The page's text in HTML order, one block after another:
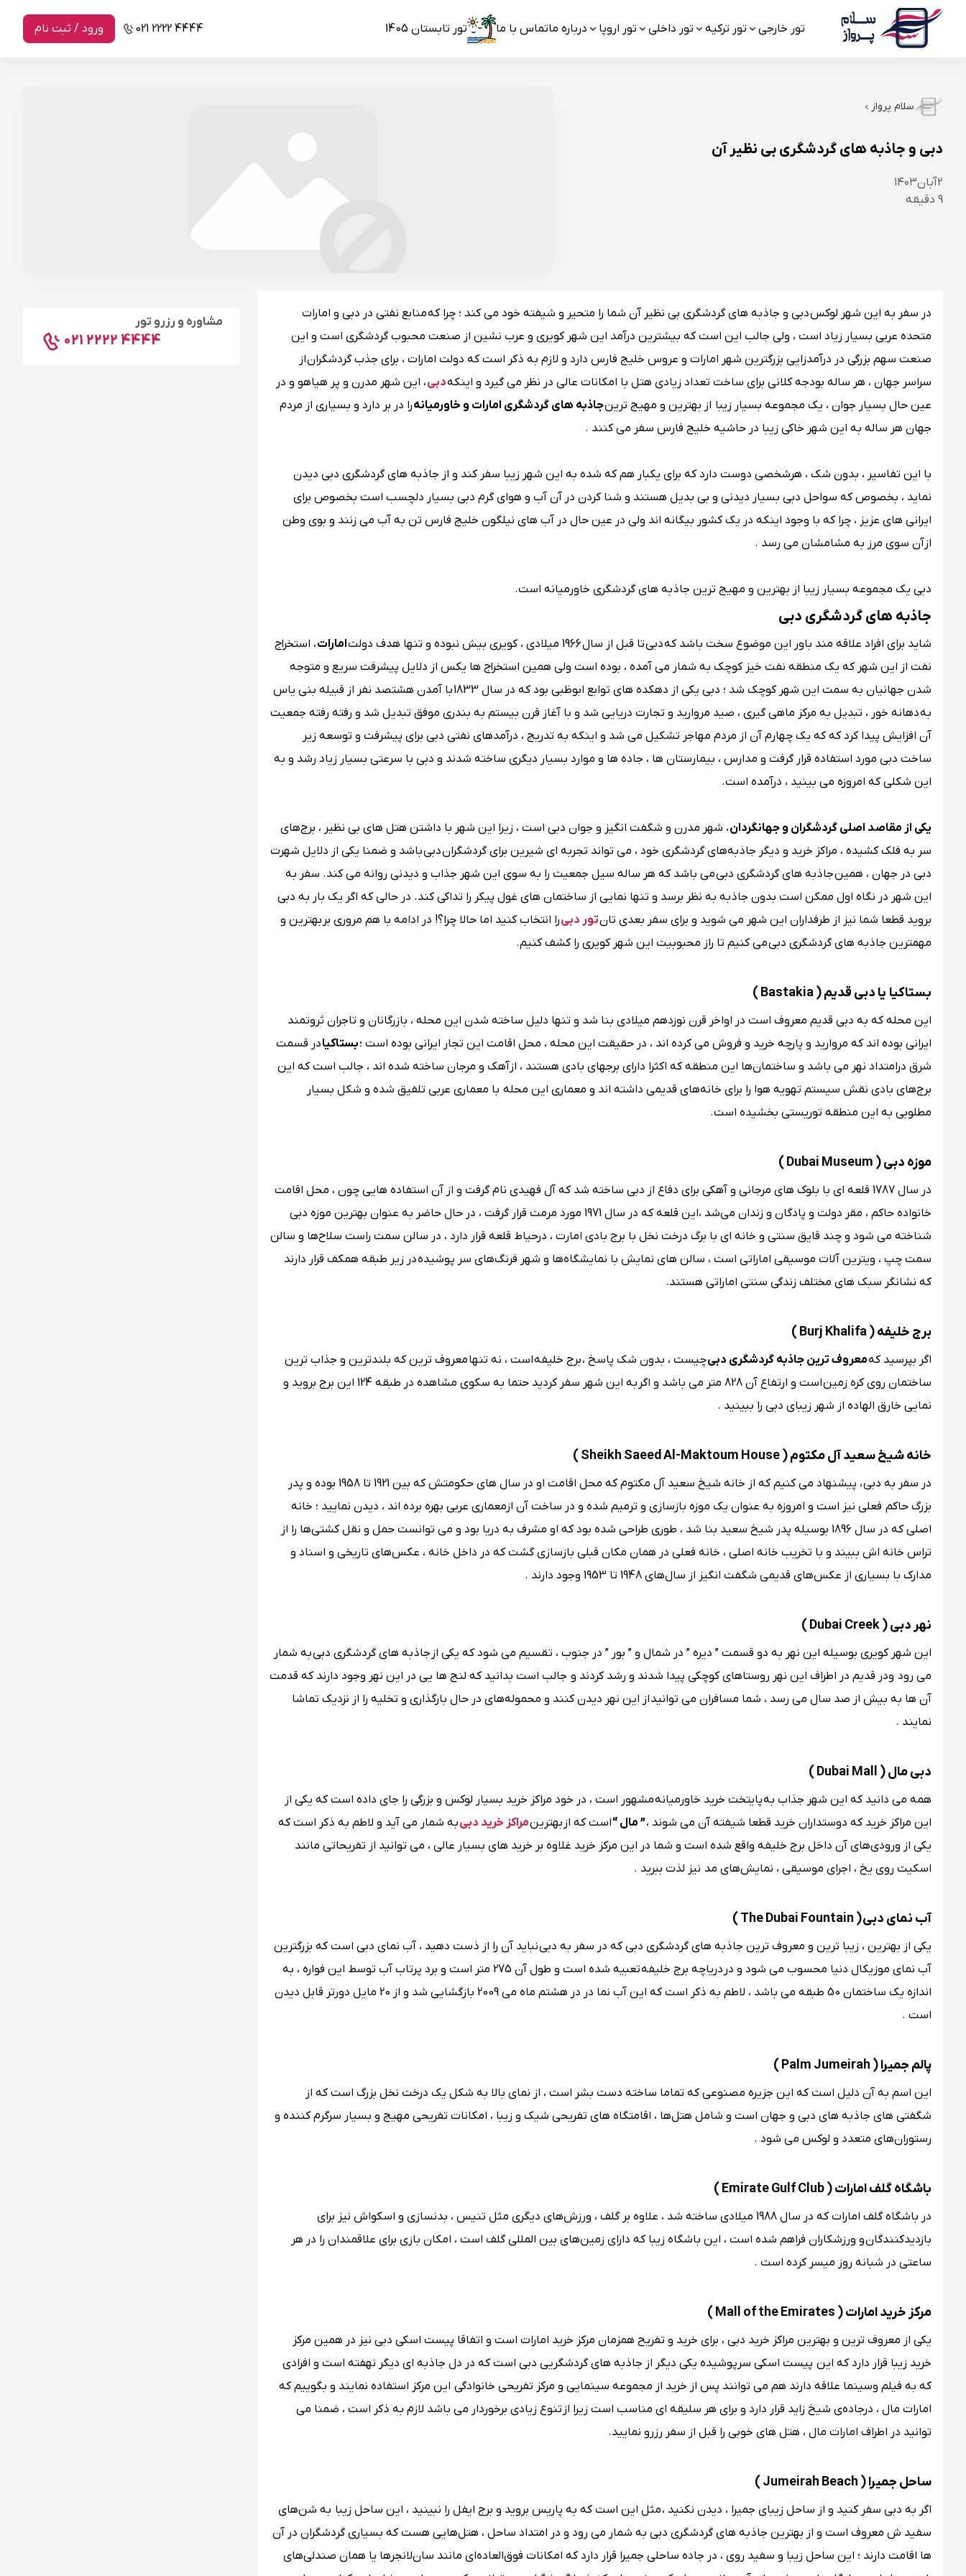
تور خارجی تور ترکیه تور داخلی تور اروپا درباره ماتماس با ما تور تابستان 1405 021 2222 4444 ورود / ثبت نام
سلام پرواز
دبی و جاذبه های گردشگری بی نظیر آن
۲آبان۱۴۰۳
9 دقیقه
در سفر به این شهر لوکس دبی و جاذبه های گردشگری بی نظیر آن شما را متحیر و شیفته خود می کند ؛ چرا که منابع نفتی در دبی و امارات
متحده عربی بسیار زیاد است ، ولی جالب این است که بیشترین درآمد این شهر کویری و عرب نشین از صنعت محبوب گردشگری است و این
صنعت سهم بزرگی در درآمدزایی بزرگترین شهر امارات و عروس خلیج فارس دارد و لازم به ذکر است که دولت امارات ، برای جذب گردشگران از
سراسر جهان ، هر ساله بودجه کلانی برای ساخت تعداد زیادی هتل با امکانات عالی در نظر می گیرد و اینکهدبی، این شهر مدرن و پر هیاهو و در
عین حال بسیار جوان ، یک مجموعه بسیار زیبا از بهترین و مهیج ترینجاذبه های گردشگری امارات و خاورمیانهرا در بر دارد و بسیاری از مردم
جهان هر ساله به این شهر خاکی زیبا در حاشیه خلیج فارس سفر می کنند .
با این تفاسیر ، بدون شک ، هرشخصی دوست دارد که برای یکبار هم که شده به این شهر زیبا سفر کند و از جاذبه های گردشگری دبی دیدن
نماید ، بخصوص که سواحل دبی بسیار دیدنی و بی بدیل هستند و شنا کردن در آن آب و هوای گرم دبی بسیار دلچسب است بخصوص برای
ایرانی های عزیز ، چرا که با وجود اینکه در یک کشور بیگانه اند ولی در عین حال در آب های نیلگون خلیج فارس تن به آب می زنند و بوی وطن
ازآن سوی مرز به مشامشان می رسد .
دبی یک مجموعه بسیار زیبا از بهترین و مهیج ترین جاذبه های گردشگری خاورمیانه است.
جاذبه های گردشگری دبی
شاید برای افراد علاقه مند باور این موضوع سخت باشد که دبی تا قبل از سال 1966 میلادی ، کویری بیش نبوده و تنها هدف دولت امارات، استخراج
نفت از این شهر که یک منطقه نفت خیز کوچک به شمار می آمده ، بوده است ولی همین استخراج ها یکس از دلایل پیشرفت سریع و متوجه
شدن جهانیان به سمت این شهر کوچک شد ؛ دبی یکی از دهکده های توابع ابوظبی بود که در سال 1833 با آمدن هشتصد نفر از قبیله بنی یاس
به دهانه خور ، تبدیل به مرکز ماهی گیری ، صید مروارید و تجارت دریایی شد و با آغاز قرن بیستم به بندری موفق تبدیل شد و رفته رفته جمعیت
آن افزایش پیدا کرد که که یک چهارم آن از مردم مهاجر تشکیل می شد و اینکه به تدریج ، درآمدهای نفتی دبی برای پیشرفت و توسعه زیر
ساخت دبی مورد استفاده قرار گرفت و مدارس ، بیمارستان ها ، جاده ها و موارد بسیار دیگری ساخته شدند و دبی با سرعتی بسیار زیاد رشد و به
این شکلی که امروزه می بینید ، درآمده است.
یکی از مقاصد اصلی گردشگران و جهانگردان، شهر مدرن و شگفت انگیز و جوان دبی است ، زیرا این شهر با داشتن هتل های بی نظیر ، برج‌های
سر به فلک کشیده ، مراکز خرید و دیگر جاذبه‌های گردشگری خود ، می تواند تجربه ای شیرین برای گردشگران دبی باشد و ضمنا یکی از دلایل شهرت
دبی در جهان ، همین جاذبه های گردشگری دبی می باشد که هر ساله سیل جمعیت را به سوی این شهر جذاب و دیدنی روانه می کند. سفر به
این شهر در نگاه اول ممکن است بدون جاذبه به نظر برسد و تنها نمایی از ساختمان های غول پیکر را تداکی کند. در حالی که اگر یک بار به دبی
بروید قطعا شما نیز از طرفداران این شهر می شوید و برای سفر بعدی تانتور دبیرا انتخاب کنید اما حالا چرا؟! در ادامه با هم مروری بر بهترین و
مهمترین جاذبه های گردشگری دبی می کنیم تا راز محبوبیت این شهر کویری را کشف کنیم.
بستاکیا یا دبی قدیم ( Bastakia )
این محله‌ که به دبی قدیم معروف است در اواخر قرن نوزدهم میلادی بنا شد و تنها دلیل ساخته شدن این محله ، بازرگانان و تاجران ثروتمند
ایرانی بوده اند که مروارید و پارچه خرید و فروش می کرده اند ، در حقیقت این محله ، محل اقامت این تجار ایرانی بوده است ؛بستاکیادر قسمت
شرق درامتداد نهر می باشد و ساختمان‌ها این منطقه که اکثرا دارای برجهای بادی هستند ، ازآهک و مرجان ساخته شده اند ، جالب است که این
برج‌های بادی نقش سیستم تهویه هوا را برای خانه‌های قدیمی داشته اند و معماری این محله با معماری عربی تلفیق شده و شکل بسیار
مطلوبی به این منطقه توریستی بخشیده است.
موزه دبی ( Dubai Museum )
در سال 1787 قلعه ای با بلوک های مرجانی و آهکی برای دفاع از دبی ساخته شد که آل فهیدی نام گرفت و از آن استفاده هایی چون ، محل اقامت
خانواده حاکم ، مقر دولت و پادگان و زندان می‌شد ،این قلعه که در سال 1971 مورد مرمت قرار گرفت ، در حال حاضر به عنوان بهترین موزه دبی
شناخته می شود و چند قایق سنتی و خانه ‌ای با برگ درخت نخل با برج بادی امارت ، درحیاط قلعه قرار دارد ، در سالن سمت راست سلاح‌ها و سالن
سمت چپ ، ویترین آلات موسیقی اماراتی است ، سالن های نمایش با نمایشگاه‌ها و شهر فرنگ‌های سر پوشیده در زیر طبقه همکف قرار دارند
که نشانگر سبک های مختلف زندگی سنتی اماراتی هستند.
برج خلیفه ( Burj Khalifa )
اگر بپرسید کهمعروف‌ ترین جاذبه گردشگری دبیچیست ، بدون شک پاسخ ، برج خلیفه است ، نه تنها معروف ترین که بلندترین و جذاب ترین
ساختمان روی کره زمین است و ارتفاع آن 828 متر می باشد و اگر به این شهر سفر کردید حتما به سکوی مشاهده در طبقه 124 این برج بروید و
نمایی خارق الهاده از شهر زیبای دبی را ببینید .
خانه شیخ سعید آل مکتوم ( Sheikh Saeed Al-Maktoum House )
در سفر به دبی
، پیشنهاد می کنیم که از خانه شیخ سعید آل مکتوم که محل اقامت او در سال های حکومتش که بین 1921 تا 1958 بوده و پدر
بزرگ حاکم فعلی نیز است و امروزه به عنوان یک موزه بازسازی و ترمیم شده و در ساخت آن ازمعماری عربی بهره برده اند ، دیدن نمایید ؛ خانه
اصلی که در سال 1896 بوسیله پدر شیخ سعید بنا شد ، طوری طراحی شده بود که او مشرف به دریا بود و می توانست حمل و نقل کشتی‌ها را از
تراس خانه اش ببیند و با تخریب خانه اصلی ، خانه فعلی در همان مکان قبلی بازسازی گشت که در داخل خانه ، عکس‌های تاریخی و اسناد و
مدارک با بسیاری از عکس‌های قدیمی شگفت انگیز از سال‌های 1948 تا 1953 وجود دارند .
نهر دبی ( Dubai Creek )
این شهر کویری بوسیله این نهر به دو قسمت ” دیره ” در شمال و ” بور ” در جنوب ، تقسیم می شود که یکی از جاذبه های گردشگری دبی به شمار
می رود ودر قدیم در اطراف این نهر روستاهای کوچکی پیدا شدند و رشد کردند و جالب است بدانید که لنج ها یی در این نهر وجود دارند که قدمت
آن ها به بیش از صد سال می رسد ، شما مسافران می توانید از این نهر دیدن کنند و محموله‌های در حال بارگذاری و تخلیه را از نزدیک تماشا
نمایند .
دبی مال ( Dubai Mall )
همه می دانید که این شهر جذاب به پایتخت خرید خاورمیانهمشهور است ، در خود مراکز خرید بسیار لوکس و بزرگی را جای داده است که یکی از
این مراکز خرید که دوستداران خرید قطعا شیفته آن می شوند ،” مال “است که از بهترینمراکز خرید دبیبه شمار می آید و لاطم به ذکر است که
یکی از ورودی‌های آن داخل برج خلیفه واقع شده است و شما در این مرکز خرید غلاوه بر خرید های بسیار عالی ، می توانید از تفریحاتی مانند
اسکیت روی یخ ، اجرای موسیقی ، نمایش‌های مد نیز لذت ببرید .
آب نمای دبی ( The Dubai Fountain )
یکی از بهترین ، زیبا ترین و معروف ترین جاذبه های گردشگری دبی که در سفر به دبی نباید آن را از ذست دهید ، آب نمای دبی است که بزرگترین
آب‌ نمای موزیکال دنیا محسوب می شود و در دریاچه برج خلیفه تعبیه شده است و طول آن 275 متر است و برد پرتاب آب توسط این فواره ، به
اندازه یک ساختمان 50 طبقه می باشد ، لاطم به ذکر است که این آب نما در در هشتم ماه می 2009 بازگشایی شد و از 20 مایل دورتر قابل دیدن
است .
پالم جمیرا ( Palm Jumeirah )
این اسم به آن دلیل است که این جزیره مصنوعی که تماما ساخته دست بشر است ، از نمای بالا به شکل یک درخت نخل بزرگ است که از
شگفتی های جاذبه های دبی و جهان است و شامل هتل‌ها ، اقامتگاه‌ های تفریحی شیک و زیبا ، امکانات تفریحی مهیج و بسیار سرگرم‌ کننده و
رستوران‌های متعدد و لوکس می شود .
باشگاه گلف امارات ( Emirate Gulf Club )
در باشگاه گلف امارات که در سال 1988 میلادی ساخته شد ، علاوه بر گلف ، ورزش‌های دیگری مثل تنیس ، بدنسازی و اسکواش نیز برای
بازدیدکنندگان و ورزشکاران فراهم شده است ، این باشگاه زیبا که دارای زمین‌های بین‌ المللی گلف است ، امکان بازی برای علاقمندان را در هر
ساعتی در شبانه روز میسر کرده است .
مرکز خرید امارات ( Mall of the Emirates )
یکی از معروف ‌ترین و بهترین مراکز خرید دبی ، برای خرید و تفریح همزمان مرکز خرید امارات است و اتفاقا پیست اسکی دبی نیز در همین مرکز
خرید زیبا قرار دارد که این پیست اسکی سرپوشیده‌ یکی دیگر از جاذبه های گردشگریی دبی است که در دل جاذبه ای دیگر نهفته است و افرادی
که به فیلم وسینما علاقه دارند هم می توانند پس از خرید از مجموعه‌ سینمایی و مرکز تفریحی خانوادگی این مرکز استفاده نمایند و بگوییم که
امارات مال ، درجاده‌ی شیخ زاید قرار دارد و برای هر سلیقه ای مناسب است زیرا از تنوع زیادی برخوردار می باشد لازم به ذکر است ، ضمنا می
توانید در اطراف امارات مال ، هتل‌ های خوبی را قبل از سفر رزرو نمایید.
ساحل جمیرا ( Jumeirah Beach )
اگر به دبی سفر کنید و از ساحل زیبای جمیرا ، دیدن نکنید ، مثل این است که به پاریس بروید و برج ایفل را نبینید ، این ساحل زیبا به شن‌های
سفید ش معروف است و از بهترین جاذبه های گردشگری دبی به شمار می رود و در امتداد ساحل ، هتل‌هایی هست که بسیاری گردشگران در آن
ها اقامت دارند ؛ این ساحل زیبا و سفید روی ، در جاده ساحلی جمیرا قرار دارد که امکانات فوق‌العاده‌ای مانند سان‌لانجرها یا همان صندلی‌های
مشاوره و رزرو تور
021 2222 4444